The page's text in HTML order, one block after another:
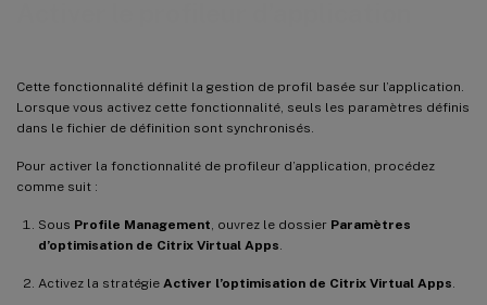
Cette fonctionnalité définit la gestion de profil basée sur l’application.
Lorsque vous activez cette fonctionnalité, seuls les paramètres définis
dans le fichier de définition sont synchronisés.
Pour activer la fonctionnalité de profileur d’application, procédez
comme suit :
Sous Profile Management , ouvrez le dossier Paramètres
d’optimisation de Citrix Virtual Apps
Activez la stratégie Activer l’optimisation de Citrix Virtual Apps